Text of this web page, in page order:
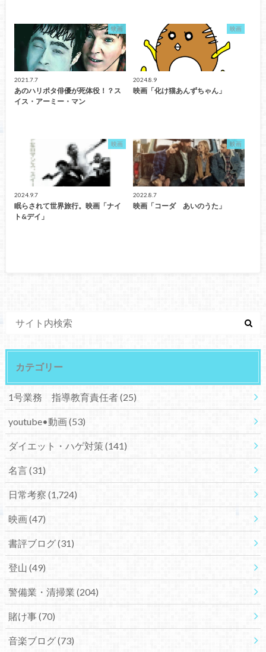
映画
2021.7.7
あのハリポタ俳優が死体役！？ス
イス・アーミー・マン
映画
2024.8.9
映画「化け猫あんずちゃん」
映画
2024.9.7
眠らされて世界旅行。映画「ナイ
ト&デイ」
映画
2022.8.7
映画「コーダ あいのうた」
カテゴリー
1号業務 指導教育責任者(25)
youtube•動画(53)
ダイエット・ハゲ対策(141)
名言(31)
日常考察 (1,724)
映画(47)
書評ブログ(31)
登山 (49)
警備業・清掃業 (204)
賭け事(70)
音楽ブログ(73)